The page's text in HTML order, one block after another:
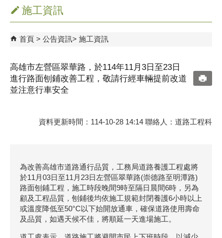
施工資訊
首頁 公告資訊 施工資訊
高雄市左營區翠華路，於114年11月3日至23日
進行路面刨鋪改善工程，敬請行經車輛提前改道
並注意行車安全
資料更新時間：114-10-28 14:14 聯絡人：道路工程科
為改善高雄市道路通行品質，工務局道路養護工程處將
於11月03日至11月23日左營區翠華路(崇德路至明潭路)
路面刨鋪工程，施工時段晚間9時至隔日晨間6時，另為
顧及工程品質，刨鋪後均依施工規範封閉養護6小時以上
或溫度降低至50°C以下始開放通車，確保道路使用壽命
及品質，如遇天候不佳，將順延一天進場施工。